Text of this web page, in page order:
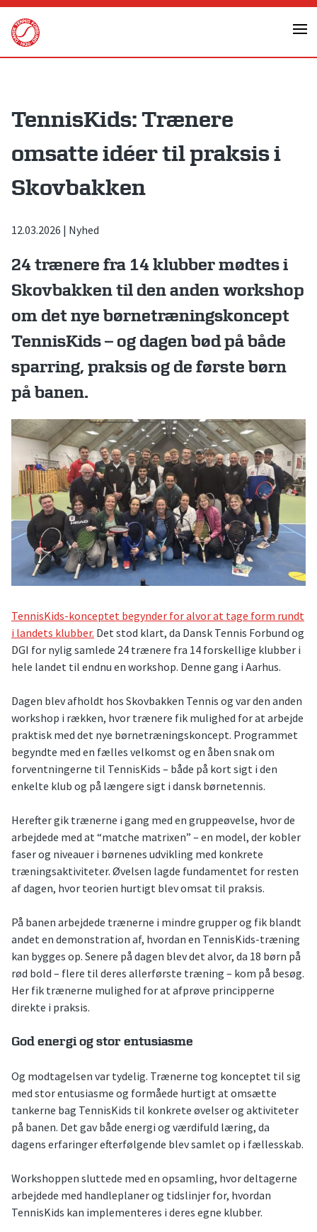
Skip
content
TennisKids: Trænere
omsatte idéer til praksis i
Skovbakken
12.03.2026 | Nyhed
24 trænere fra 14 klubber mødtes i
Skovbakken til den anden workshop
om det nye børnetræningskoncept
TennisKids – og dagen bød på både
sparring, praksis og de første børn
på banen.
TennisKids-konceptet begynder for alvor at tage form rundt
i landets klubber. Det stod klart, da Dansk Tennis Forbund og
DGI for nylig samlede 24 trænere fra 14 forskellige klubber i
hele landet til endnu en workshop. Denne gang i Aarhus.
Dagen blev afholdt hos Skovbakken Tennis og var den anden
workshop i rækken, hvor trænere fik mulighed for at arbejde
praktisk med det nye børnetræningskoncept. Programmet
begyndte med en fælles velkomst og en åben snak om
forventningerne til TennisKids – både på kort sigt i den
enkelte klub og på længere sigt i dansk børnetennis.
Herefter gik trænerne i gang med en gruppeøvelse, hvor de
arbejdede med at “matche matrixen” – en model, der kobler
faser og niveauer i børnenes udvikling med konkrete
træningsaktiviteter. Øvelsen lagde fundamentet for resten
af dagen, hvor teorien hurtigt blev omsat til praksis.
På banen arbejdede trænerne i mindre grupper og fik blandt
andet en demonstration af, hvordan en TennisKids-træning
kan bygges op. Senere på dagen blev det alvor, da 18 børn på
rød bold – flere til deres allerførste træning – kom på besøg.
Her fik trænerne mulighed for at afprøve principperne
direkte i praksis.
God energi og stor entusiasme
Og modtagelsen var tydelig. Trænerne tog konceptet til sig
med stor entusiasme og formåede hurtigt at omsætte
tankerne bag TennisKids til konkrete øvelser og aktiviteter
på banen. Det gav både energi og værdifuld læring, da
dagens erfaringer efterfølgende blev samlet op i fællesskab.
Workshoppen sluttede med en opsamling, hvor deltagerne
arbejdede med handleplaner og tidslinjer for, hvordan
TennisKids kan implementeres i deres egne klubber.